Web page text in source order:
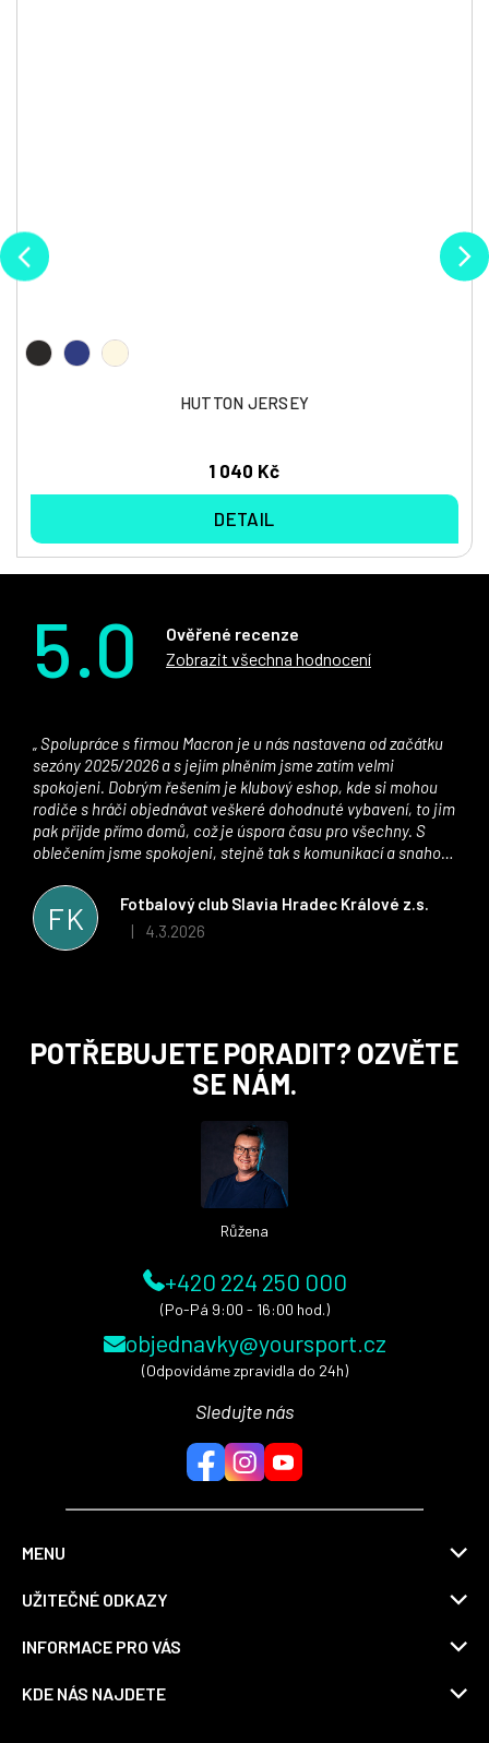
HUTTON JERSEY
1 040 Kč
DETAIL
5.0
Ověřené recenze
Zobrazit všechna hodnocení
FK
Fotbalový club Slavia Hradec Králové z.s.
Hodnocení obchodu je 5 z 5 hvězdiček.
| 4.3.2026
sezóny 2025/2026 a s jejím plněním jsme zatím velmi
spokojeni. Dobrým řešením je klubový eshop, kde si mohou
rodiče s hráči objednávat veškeré dohodnuté vybavení, to jim
pak přijde přímo domů, což je úspora času pro všechny. S
oblečením jsme spokojeni, stejně tak s komunikací a snahou
stran. Věříme, že v tomto duchu bude spolupráce pokračovat
i nadále, nyní už začínáme řešit i první sady dresů ;)
POTŘEBUJETE PORADIT? OZVĚTE
SE NÁM.
Růžena
+420 224 250 000
(Po-Pá 9:00 - 16:00 hod.)
objednavky@yoursport.cz
(Odpovídáme zpravidla do 24h)
Sledujte nás
MENU
UŽITEČNÉ ODKAZY
INFORMACE PRO VÁS
KDE NÁS NAJDETE